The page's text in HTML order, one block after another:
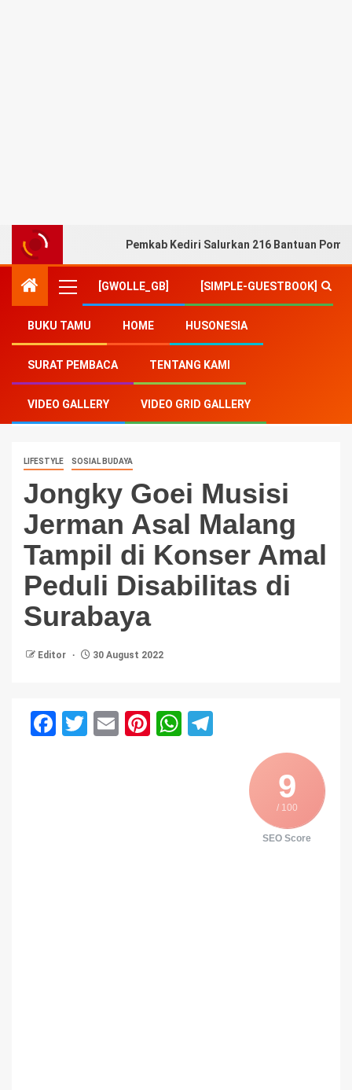
Pemkab Kediri Salurkan 216 Bantuan
[GWOLLE_GB] [SIMPLE-GUESTBOOK]
BUKU TAMU HOME HUSONESIA
SURAT PEMBACA TENTANG KAMI
VIDEO GALLERY VIDEO GRID GALLERY
Home-Lifestyle-Jongky Goei Musisi Jerman Asal
Malang Tampil di Konser Amal Peduli Disabilitas di
Surabaya
LIFESTYLE SOSIAL BUDAYA
Jongky Goei Musisi
Jerman Asal Malang
Tampil di Konser Amal
Peduli Disabilitas di
Surabaya
Editor 30 August 2022
Facebook
Twitter
EmailPinterest
WhatsApp
9
/ 100
SEO Score